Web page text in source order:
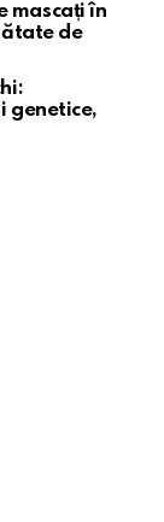
mascați în
de
genetice,